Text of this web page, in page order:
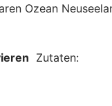
Ozean
Zutaten: